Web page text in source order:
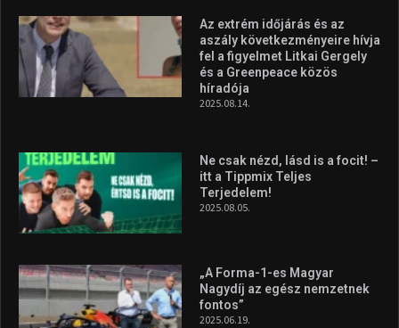
Az extrém időjárás és az
aszály következményeire hívja
fel a figyelmet Litkai Gergely
és a Greenpeace közös
híradója
2025.08.14.
Ne csak nézd, lásd is a focit! –
itt a Tippmix Teljes
Terjedelem!
2025.08.05.
„A Forma-1-es Magyar
Nagydíj az egész nemzetnek
fontos”
2025.06.19.